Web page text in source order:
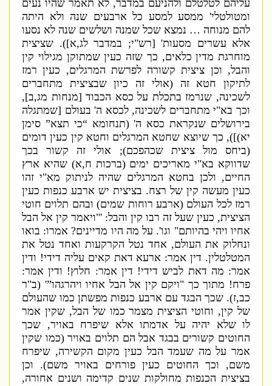
עליהם לטלטלם ולהניעם במדבר,לא תאמר שהיו נעים
ומטולטלי'ממסע למסע כל ארבעים שנה ולא היתה
להם מנוחה … נמצא שכל שמנה ושלשים שנה לא נסעו
אלא עשרים מסעות' [ רש"י;במדבר לג ,א]).שציצית
מוחרגת מדין כלאים,כך שזה כעין שמתוקן מגילוי קין
והבל,וכן ציצית קשורה לפרשת המרגלים,כעין רמז
לתיקון חטא זה(
אולי זה כיון שבציצית מתחברים
לשכינה,שנרמז בתכלת על כסא הכבוד[מנחות מג,ב],
וכך בא"י מתחברים לשכינה,לכסא ה 'בעולם[שמתגלה
בירושלים שנקראת כסא ה ' (תנחומא “כי תצא” סימן
)]),כך שיוצא שחטא המרגלים וחטא קין כעין דומים
ביחס מול ציצית שכהפכם);אולי זה קשור בכך
שדווקא בא"י מאריכים ימים(ברכות ח ,א)שהיא ארץ
החיים,ולכן בחטא המרגלים שהיה לניתוק מא"י זהו
כעין מעשה קין של רצח.בציצית יש ארבע כנפות כעין
רמז לכל העולם(ארבע רוחות שמים)ובהם תלוים חוטי
הציצית,כעין שעל זה רבו קין והבל: '" ויאמר קין אל הבל
אחיו ויהי בהיותם"וגו '.על מה היו מדיינים?אמרו:בואו
ונחלוק את העולם,אחד נטל הקרקעות ואחד נטל את
המטלטלין.דין אמר:ארעא דאת קאים עליה דידי!ודין
אמר:מה דאת לביש דידי!דין אמר:חלוץ!ודין אמר:
פרח!מתוך כך"ויקם קין אל הבל אחיו ויהרגהו”' (ב "ר
כב,ז).שכך הבגד עם ארבע כנפות מפשתן כמו שהעולם
של קין,וחוטי הציצית מצמר כמו של הבל,שקין אמר
לו שלא יהיה על אדמתו אלא שיפרח באויר,שכך
החוטים קשורים בבגד אבל הם תלוים באויר(כמו שקין
אמר על מה שעמד הבל כעין מקום הקשירה,שיפרח
משם,וכך החוטים כעין פורחים באויר משם).וכן
בציצית הכנפות מחולקות שנים קדימה ושנים אחורה,